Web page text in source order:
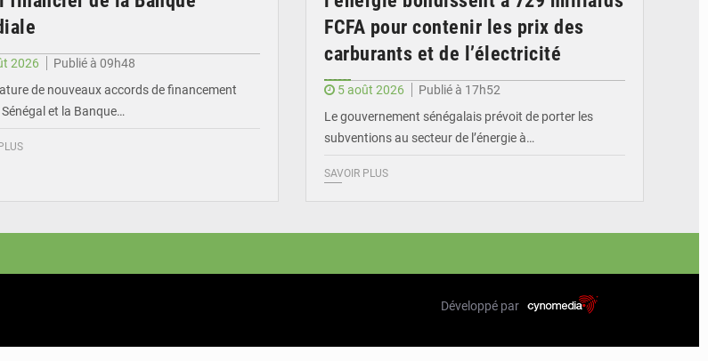
2026
Publié à 09h48
de nouveaux accords de financement
et la Banque…
FCFA pour contenir les prix des
carburants et de l’électricité
5 août 2026
Publié à 17h52
Le gouvernement sénégalais prévoit de porter les
subventions au secteur de l’énergie à…
SAVOIR PLUS
Développé par